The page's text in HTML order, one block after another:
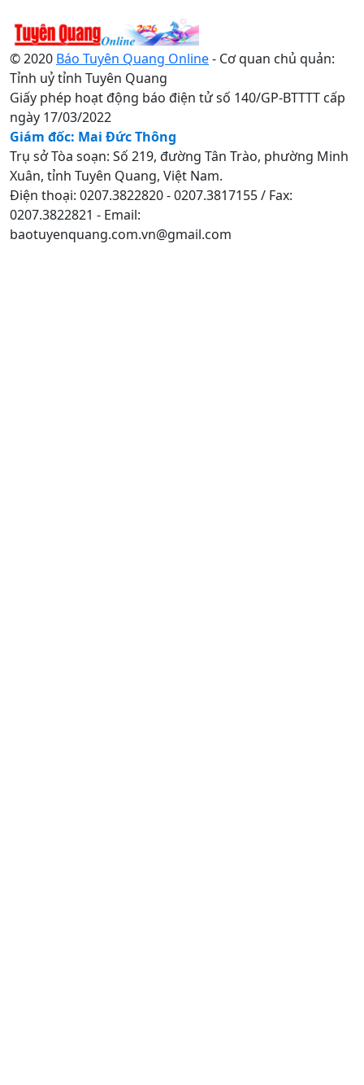
© 2020 Báo Tuyên Quang Online- Cơ quan chủ quản:
Tỉnh uỷ tỉnh Tuyên Quang
Giấy phép hoạt động báo điện tử số 140/GP-BTTTT cấp
ngày 17/03/2022
Giám đốc: Mai Đức Thông
Trụ sở Tòa soạn: Số 219, đường Tân Trào, phường Minh
Xuân, tỉnh Tuyên Quang, Việt Nam.
Điện thoại: 0207.3822820 - 0207.3817155 / Fax:
0207.3822821 - Email:
baotuyenquang.com.vn@gmail.com